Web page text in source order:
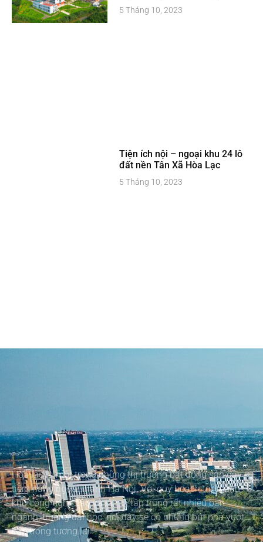
5 Tháng 10, 2023
Tiện ích nội – ngoại khu 24 lô
đất nền Tân Xã Hòa Lạc
5 Tháng 10, 2023
Hòa lạc là một trong những thị trường bất động sản đầy
tiềm năng ngoại thành Hà Nội. Với quy hoạch trở thành
khu công nghệ cao và là nơi tập trung rất nhiều ban
ngành, trường đại học, nơi đây sẽ có những bứt phá vượt
bậc trong tương lai